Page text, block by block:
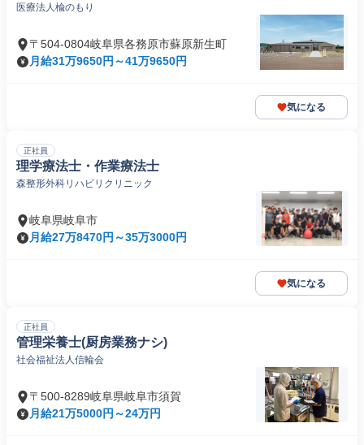
医療法人楡のもり
〒504-0804岐阜県各務原市蘇原新生町
月給31万9650円～41万9650円
気になる
正社員
理学療法士・作業療法士
森整形外科リハビリクリニック
岐阜県岐阜市
月給27万8470円～35万3000円
気になる
正社員
管理栄養士(厨房業務ナシ)
社会福祉法人信輪会
〒500-8289岐阜県岐阜市須賀
月給21万5000円～24万円